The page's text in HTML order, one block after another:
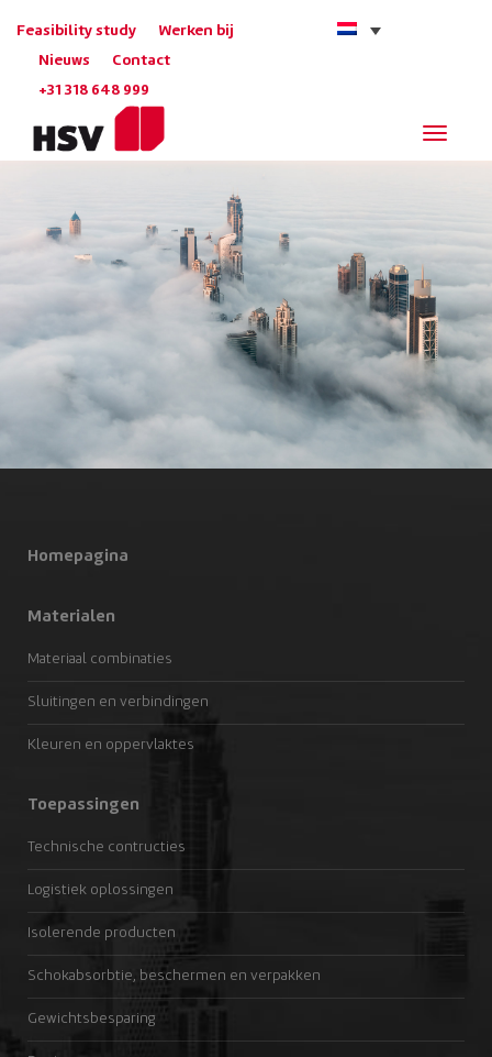
Feasibility study Werken bij
Nieuws Contact
+31 318 648 999
Homepagina
Materialen
Materiaal combinaties
Sluitingen en verbindingen
Kleuren en oppervlaktes
Toepassingen
Technische contructies
Logistiek oplossingen
Isolerende producten
Schokabsorbtie, beschermen en verpakken
Gewichtsbesparing